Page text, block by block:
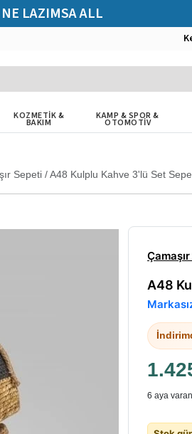
NE LAZIMSA ALL
KOZMETİK &
BAKIM
KAMP & SPOR &
OTOMOTİV
Sepeti /A48 Kulplu Kahve 3'lü Set
A48
6 aya varan